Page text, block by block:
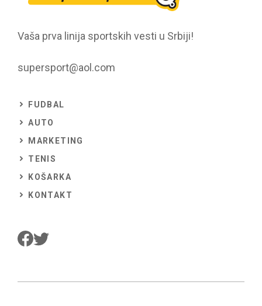
Vaša prva linija sportskih vesti u Srbiji!
supersport@aol.com
FUDBAL
AUTO
MARKETING
TENIS
KOŠARKA
KONTAKT